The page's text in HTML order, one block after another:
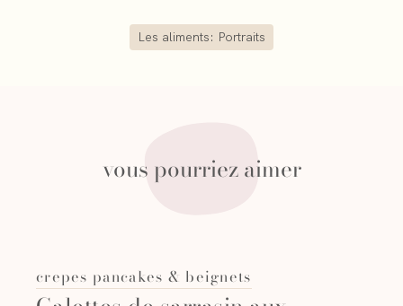
Les aliments: Portraits
vous pourriez aimer
crepes pancakes & beignets